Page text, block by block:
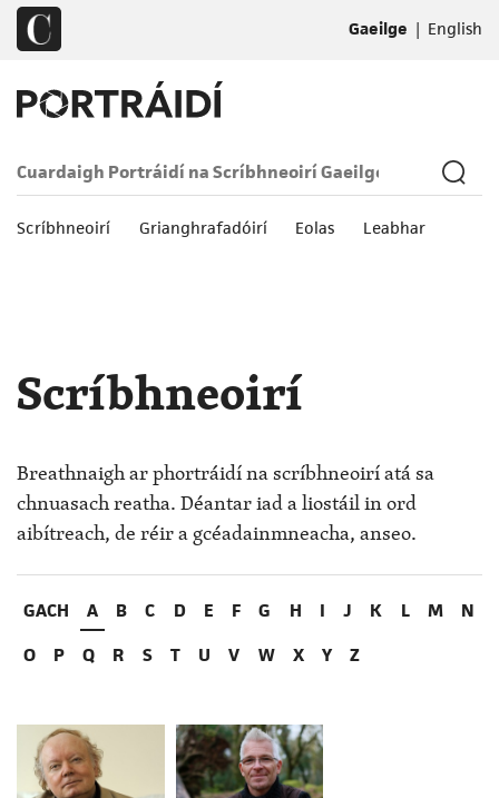
Gaeilge | English
Scríbhneoirí Grianghrafadóirí Eolas Leabhar
Scríbhneoirí
Breathnaigh ar phortráidí na scríbhneoirí atá sa
chnuasach reatha. Déantar iad a liostáil in ord
aibítreach, de réir a gcéadainmneacha, anseo.
GACH A B C D E F G H I J K L M
N
O
P Q R S T U V W X Y Z